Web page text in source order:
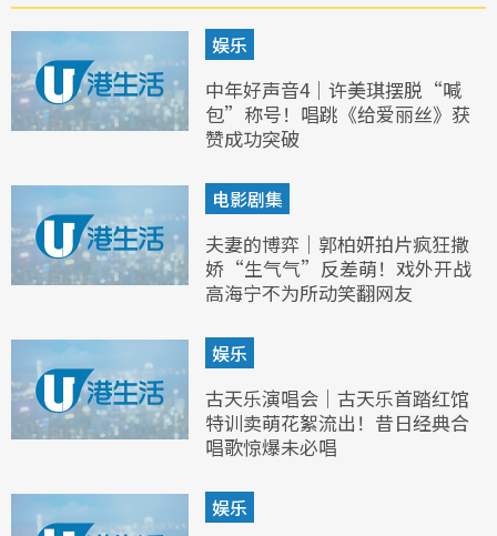
娱乐
中年好声音4｜许美琪摆脱“喊
包”称号！唱跳《给爱丽丝》获
赞成功突破
电影剧集
夫妻的博弈｜郭柏妍拍片疯狂撒
娇“生气气”反差萌！戏外开战
高海宁不为所动笑翻网友
娱乐
古天乐演唱会｜古天乐首踏红馆
特训卖萌花絮流出！昔日经典合
唱歌惊爆未必唱
娱乐